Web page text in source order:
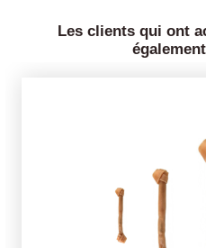
Les clients qui ont